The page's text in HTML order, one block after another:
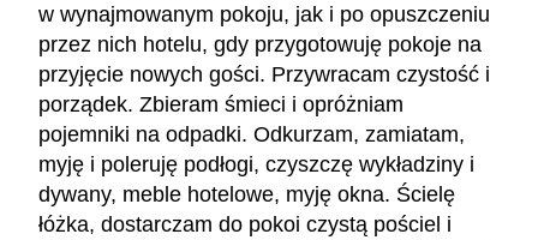
w wynajmowanym pokoju, jak i po opuszczeniu
przez nich hotelu, gdy przygotowuję pokoje na
przyjęcie nowych gości. Przywracam czystość i
porządek. Zbieram śmieci i opróżniam
pojemniki na odpadki. Odkurzam, zamiatam,
myję i poleruję podłogi, czyszczę wykładziny i
dywany, meble hotelowe, myję okna. Ścielę
łóżka, dostarczam do pokoi czystą pościel i